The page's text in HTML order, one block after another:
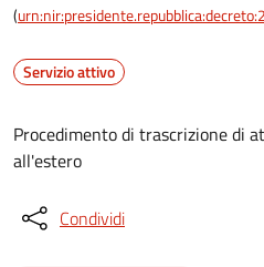
(
Servizio attivo
Procedimento di trascrizione di
all'estero
Condividi